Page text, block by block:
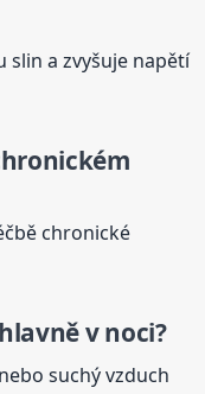
slin a zvyšuje napětí
chronické
v noci?
suchý vzduch